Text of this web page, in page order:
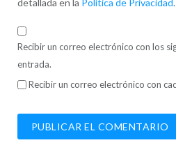
Recibir un correo electrónico con los
entrada.
Recibir un correo electrónico con